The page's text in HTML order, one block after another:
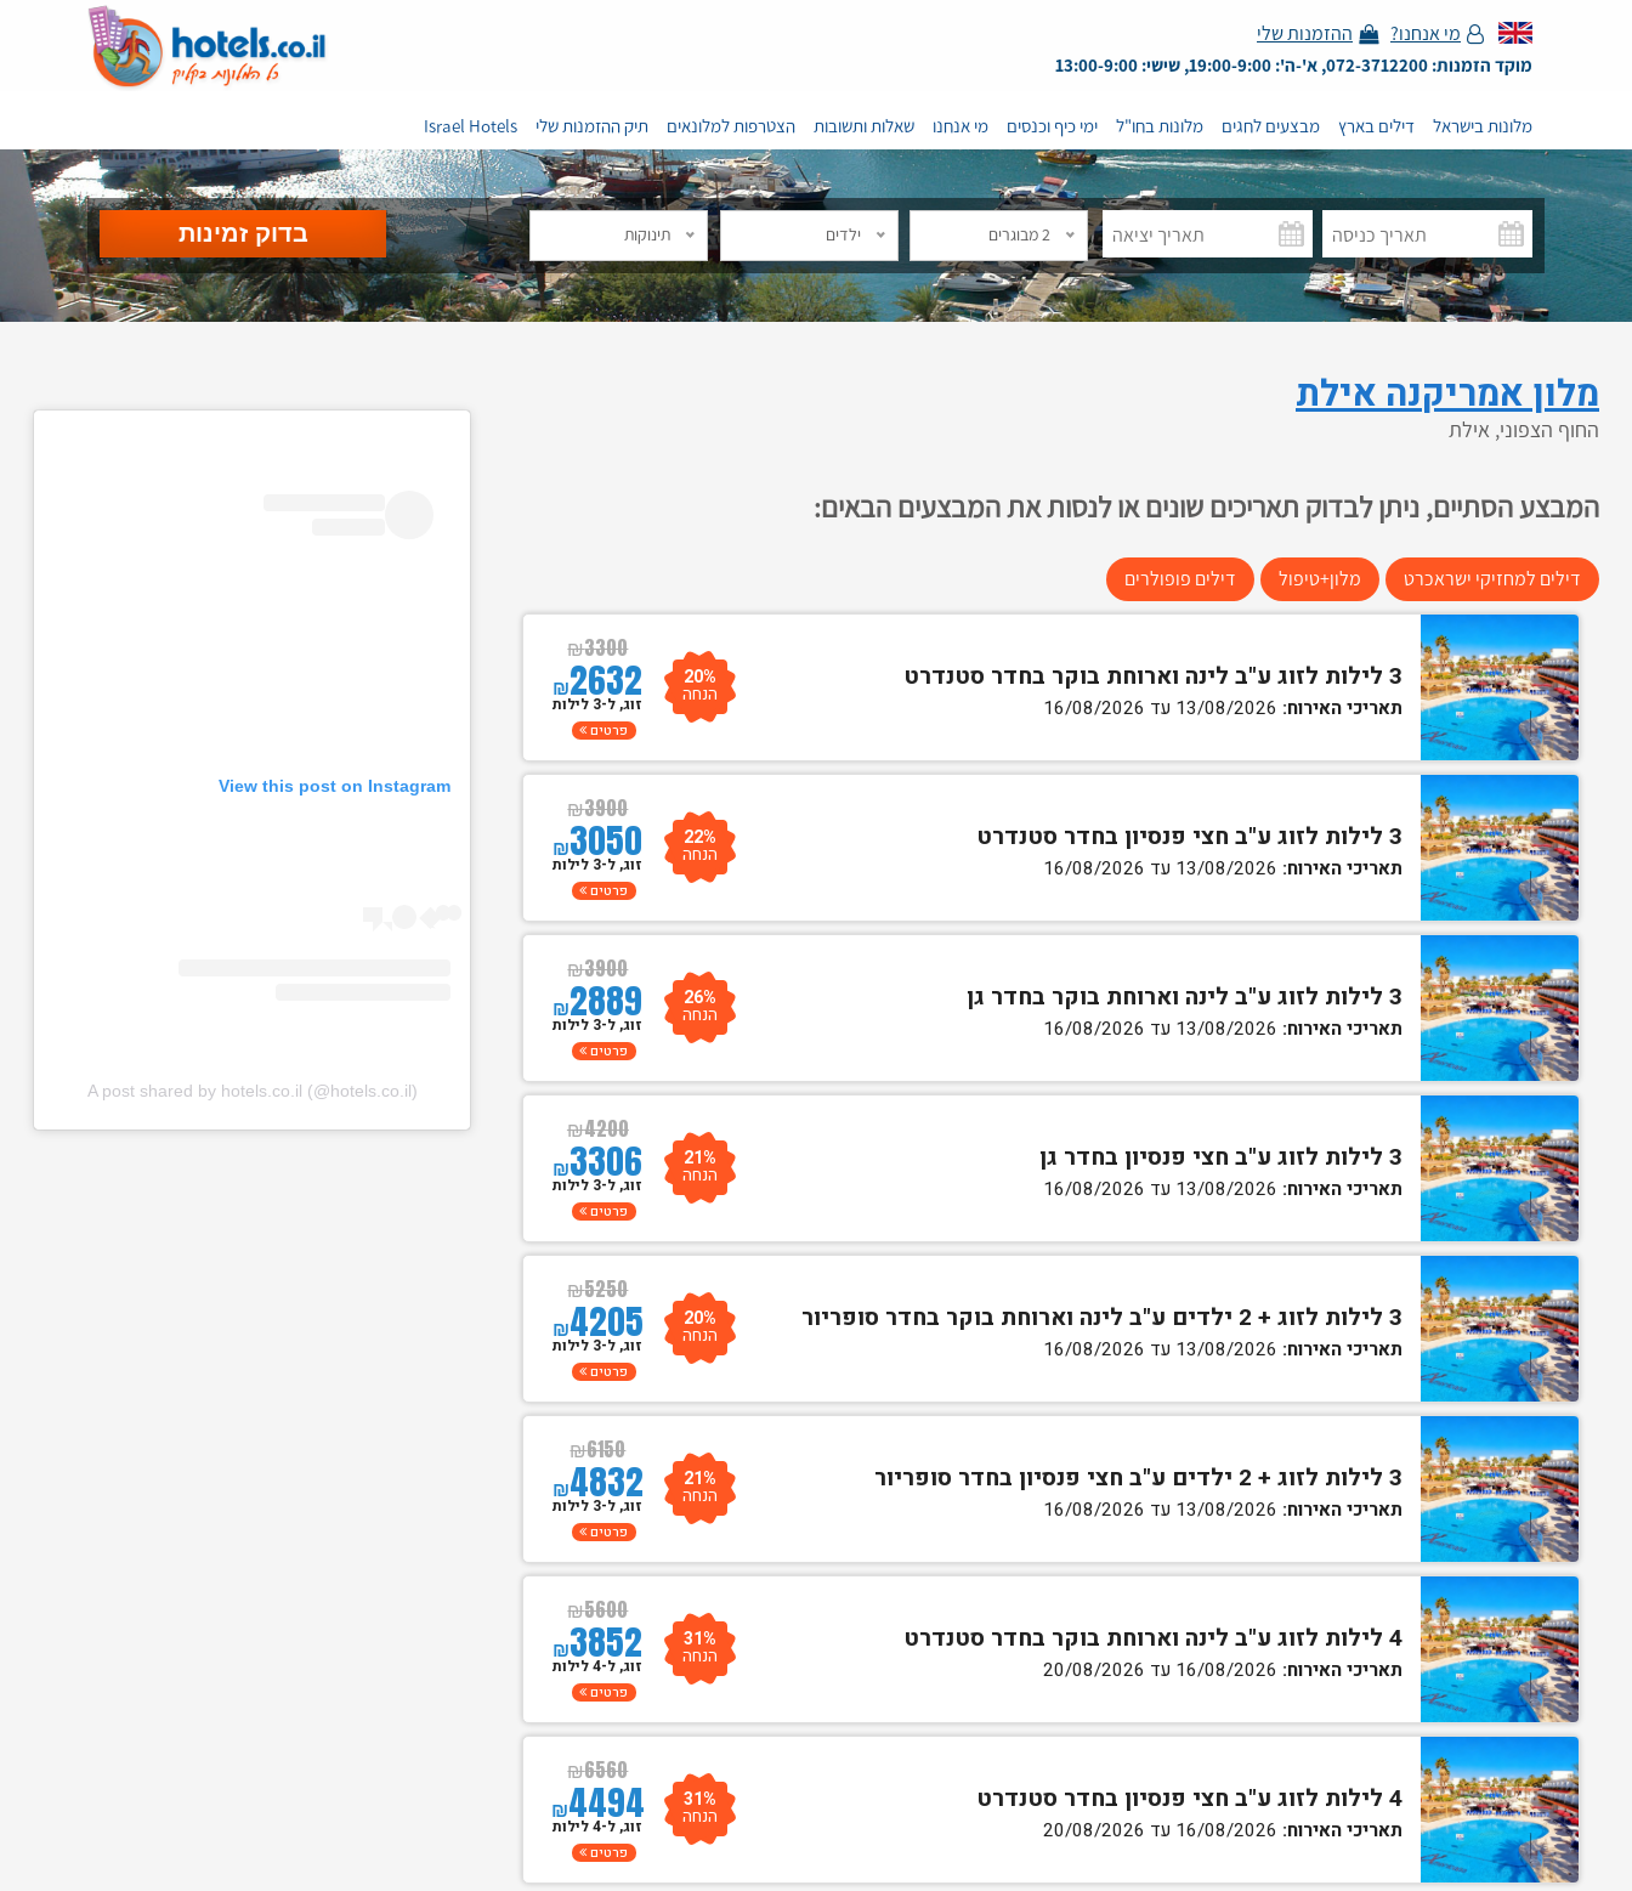
מי אנחנו? ההזמנות שלי
מוקד הזמנות: 072-3712200, א'-ה': 19:00-9:00, שישי: 13:00-9:00
מלונות בישראל דילים בארץ מבצעים לחגים מלונות בחו"ל ימי כיף וכנסים מי אנחנו שאלות ותשובות הצטרפות למלונאים תיק ההזמנות שלי Israel Hotels
2 מבוגרים ילדים תינוקות
מלון אמריקנה אילת
החוף הצפוני, אילת
המבצע הסתיים, ניתן לבדוק תאריכים שונים או לנסות את המבצעים הבאים:
דילים למחזיקי ישראכרט מלון+טיפול דילים פופולרים
3 לילות לזוג ע"ב לינה וארוחת בוקר בחדר סטנדרט
תאריכי האירוח:
₪3300
₪2632 20%
הנחה זוג, ל-3 לילות
פרטים
3 לילות לזוג ע"ב חצי פנסיון בחדר סטנדרט
תאריכי האירוח:
₪3900
₪3050 22%
הנחה זוג, ל-3 לילות
פרטים
3 לילות לזוג ע"ב לינה וארוחת בוקר בחדר גן
תאריכי האירוח:
₪3900
₪2889 26%
הנחה זוג, ל-3 לילות
פרטים
3 לילות לזוג ע"ב חצי פנסיון בחדר גן
תאריכי האירוח:
₪4200
₪3306 21%
הנחה זוג, ל-3 לילות
פרטים
3 לילות לזוג + 2 ילדים ע"ב לינה וארוחת בוקר בחדר סופריור
תאריכי האירוח:
₪5250
₪4205 20%
הנחה זוג, ל-3 לילות
פרטים
3 לילות לזוג + 2 ילדים ע"ב חצי פנסיון בחדר סופריור
תאריכי האירוח:
₪6150
₪4832 21%
הנחה זוג, ל-3 לילות
פרטים
4 לילות לזוג ע"ב לינה וארוחת בוקר בחדר סטנדרט
תאריכי האירוח:
₪5600
₪3852 31%
הנחה זוג, ל-4 לילות
פרטים
4 לילות לזוג ע"ב חצי פנסיון בחדר סטנדרט
תאריכי האירוח:
₪6560
₪4494 31%
הנחה זוג, ל-4 לילות
פרטים
View this post on Instagram
A post shared by hotels.co.il (@hotels.co.il)